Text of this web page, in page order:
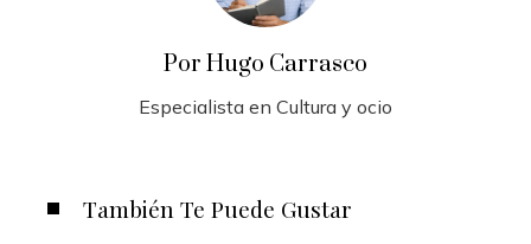
Por Hugo Carrasco
Especialista en Cultura y ocio
También Te Puede Gustar